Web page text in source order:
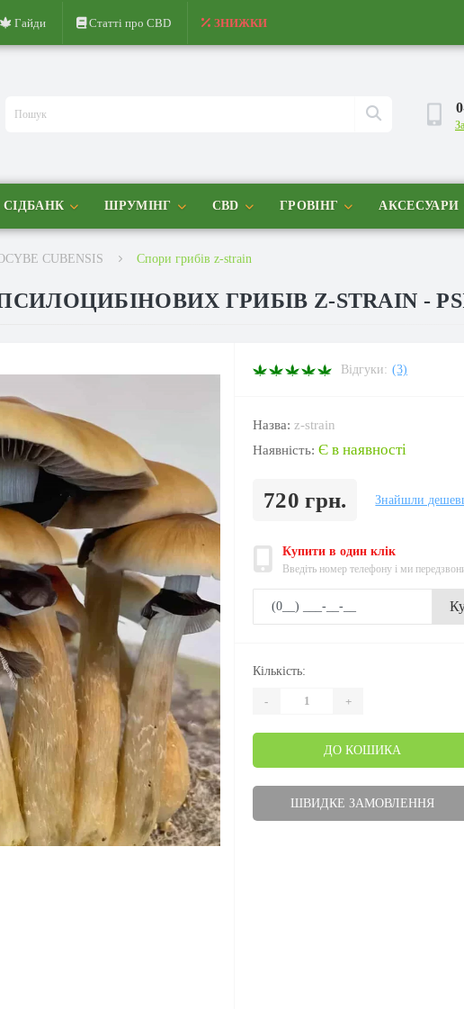
Гайди Статті про CBD ЗНИЖКИ
СІДБАНК ШРУМІНГ CBD ГРОВІНГ АКСЕСУАРИ
CUBENSIS Спори грибів z-strain
ГРИБІВ Z-STRAIN -
Відгуки: (3)
Назва: z-strain
Наявність: Є в наявності
720 грн. Знайшли
Купити в один клік
Введіть номер телефону і ми
Кількість:
- +
ДО КОШИКА
ШВИДКЕ ЗАМОВЛЕННЯ